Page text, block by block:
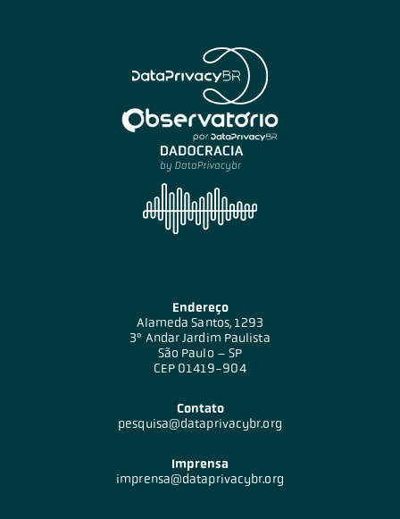
Endereço
Alameda Santos, 1293
3º Andar Jardim Paulista
São Paulo – SP
CEP 01419-904
Contato
pesquisa@dataprivacybr.org
Imprensa
imprensa@dataprivacybr.org